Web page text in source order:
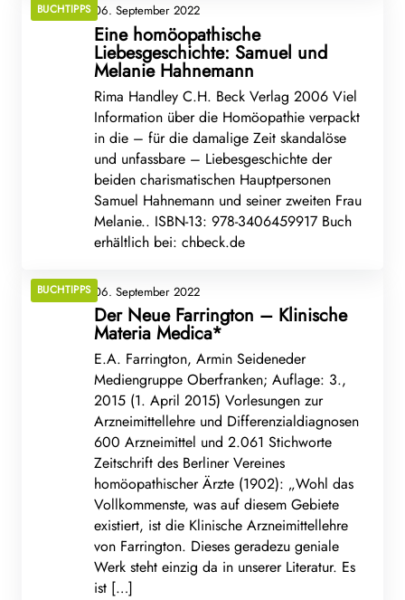
BUCHTIPPS 06. September 2022
Eine homöopathische
Liebesgeschichte: Samuel und
Melanie Hahnemann
Rima Handley C.H. Beck Verlag 2006 Viel
Information über die Homöopathie verpackt
in die – für die damalige Zeit skandalöse
und unfassbare – Liebesgeschichte der
beiden charismatischen Hauptpersonen
Samuel Hahnemann und seiner zweiten Frau
Melanie.. ISBN-13: 978-3406459917 Buch
erhältlich bei: chbeck.de
BUCHTIPPS 06. September 2022
Der Neue Farrington – Klinische
Materia Medica*
E.A. Farrington, Armin Seideneder
Mediengruppe Oberfranken; Auflage: 3.,
2015 (1. April 2015) Vorlesungen zur
Arzneimittellehre und Differenzialdiagnosen
600 Arzneimittel und 2.061 Stichworte
Zeitschrift des Berliner Vereines
homöopathischer Ärzte (1902): „Wohl das
Vollkommenste, was auf diesem Gebiete
existiert, ist die Klinische Arzneimittellehre
von Farrington. Dieses geradezu geniale
Werk steht einzig da in unserer Literatur. Es
ist […]